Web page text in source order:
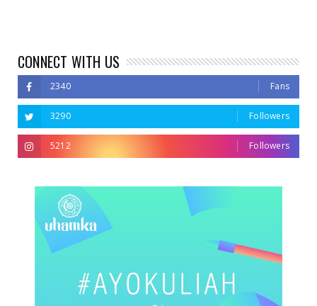
CONNECT WITH US
2340 Fans
3290 Followers
5212 Followers